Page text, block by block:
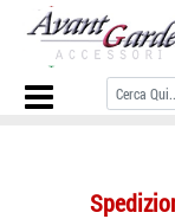
Home Page/
CRAVATTE